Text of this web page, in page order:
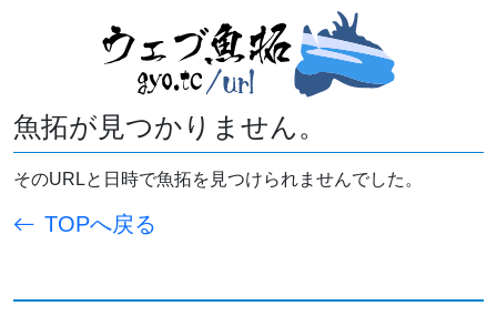
魚拓が見つかりません。
そのURLと日時で魚拓を見つけられませんでした。
TOPへ戻る